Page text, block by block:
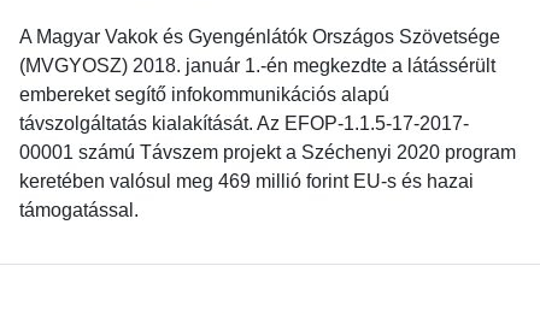
A Magyar Vakok és Gyengénlátók Országos Szövetsége
(MVGYOSZ) 2018. január 1.-én megkezdte a látássérült
embereket segítő infokommunikációs alapú
távszolgáltatás kialakítását. Az EFOP-1.1.5-17-2017-
00001 számú Távszem projekt a Széchenyi 2020 program
keretében valósul meg 469 millió forint EU-s és hazai
támogatással.